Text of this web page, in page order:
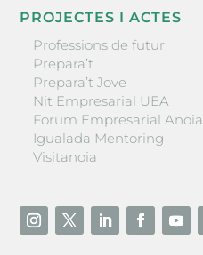
PROJECTES I ACTES
Professions de futur
Prepara’t
Prepara’t Jove
Nit Empresarial UEA
Forum Empresarial Anoia
Igualada Mentoring
Visitanoia